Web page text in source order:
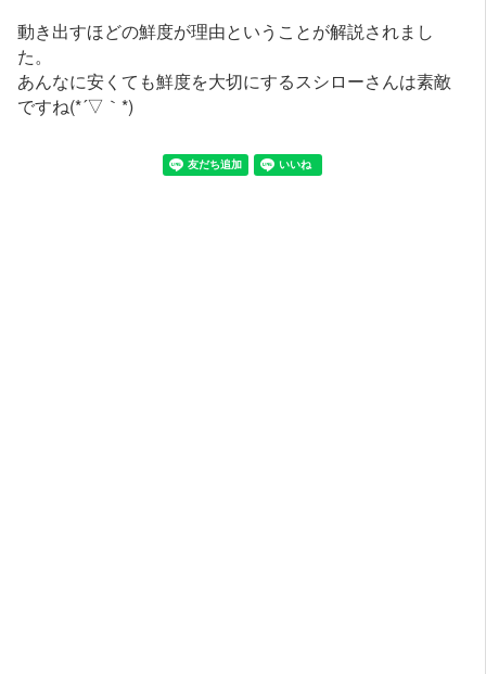
動き出すほどの鮮度が理由ということが解説されまし
た。
あんなに安くても鮮度を大切にするスシローさんは素敵
ですね(*´▽｀*)